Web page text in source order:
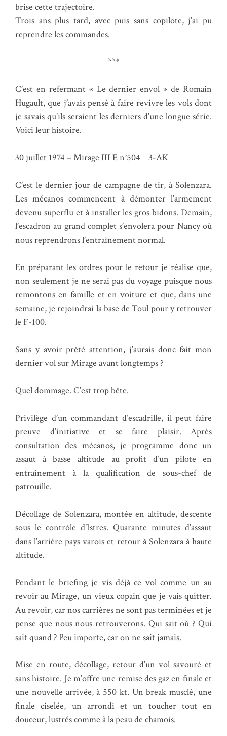
brise cette trajectoire.
Trois ans plus tard, avec puis sans copilote, j’ai pu
reprendre les commandes.
***
C’est en refermant « Le dernier envol » de Romain
Hugault, que j’avais pensé à faire revivre les vols dont
je savais qu’ils seraient les derniers d’une longue série.
Voici leur histoire.
30 juillet 1974 – Mirage III E n°504 3-AK
C’est le dernier jour de campagne de tir, à Solenzara.
Les mécanos commencent à démonter l’armement
devenu superflu et à installer les gros bidons. Demain,
l’escadron au grand complet s’envolera pour Nancy où
nous reprendrons l’entraînement normal.
En préparant les ordres pour le retour je réalise que,
non seulement je ne serai pas du voyage puisque nous
remontons en famille et en voiture et que, dans une
semaine, je rejoindrai la base de Toul pour y retrouver
le F-100.
Sans y avoir prêté attention, j’aurais donc fait mon
dernier vol sur Mirage avant longtemps ?
Quel dommage. C’est trop bête.
Privilège d’un commandant d’escadrille, il peut faire
preuve d’initiative et se faire plaisir. Après
consultation des mécanos, je programme donc un
assaut à basse altitude au profit d’un pilote en
entraînement à la qualification de sous-chef de
patrouille.
Décollage de Solenzara, montée en altitude, descente
sous le contrôle d’Istres. Quarante minutes d’assaut
dans l’arrière pays varois et retour à Solenzara à haute
altitude.
Pendant le briefing je vis déjà ce vol comme un au
revoir au Mirage, un vieux copain que je vais quitter.
Au revoir, car nos carrières ne sont pas terminées et je
pense que nous nous retrouverons. Qui sait où ? Qui
sait quand ? Peu importe, car on ne sait jamais.
Mise en route, décollage, retour d’un vol savouré et
sans histoire. Je m’offre une remise des gaz en finale et
une nouvelle arrivée, à 550 kt. Un break musclé, une
finale ciselée, un arrondi et un toucher tout en
douceur, lustrés comme à la peau de chamois.